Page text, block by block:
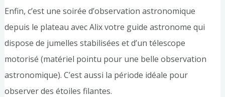
Enfin, c’est une soirée d’observation astronomique
depuis le plateau avec Alix votre guide astronome qui
dispose de jumelles stabilisées et d’un télescope
motorisé (matériel pointu pour une belle observation
astronomique). C’est aussi la période idéale pour
observer des étoiles filantes.